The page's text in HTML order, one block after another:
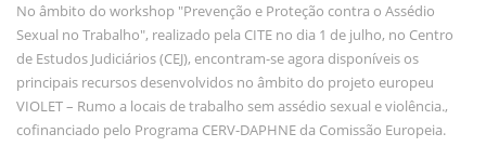
No âmbito do workshop "Prevenção e Proteção contra o Assédio
Sexual no Trabalho", realizado pela CITE no dia 1 de julho, no Centro
de Estudos Judiciários (CEJ), encontram-se agora disponíveis os
principais recursos desenvolvidos no âmbito do projeto europeu
VIOLET – Rumo a locais de trabalho sem assédio sexual e violência.,
cofinanciado pelo Programa CERV-DAPHNE da Comissão Europeia.